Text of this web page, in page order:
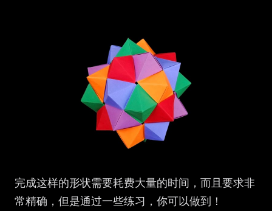
完成这样的形状需要耗费大量的时间，而且要求非
常精确，但是通过一些练习，你可以做到！